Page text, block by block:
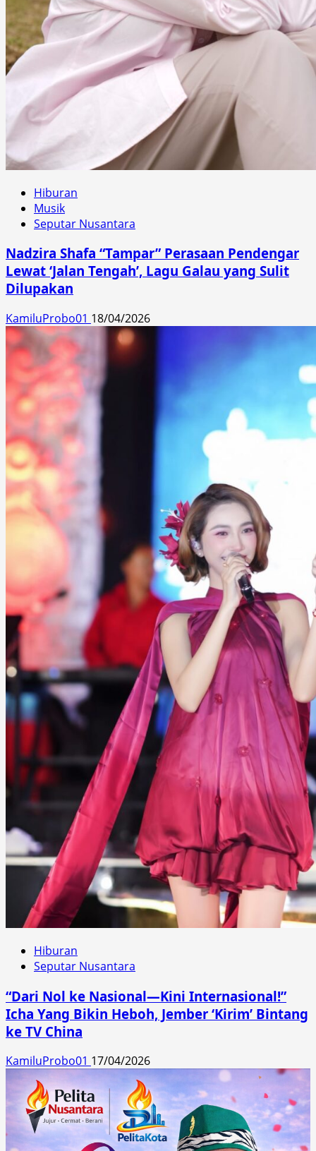
Hiburan
Musik
Seputar Nusantara
Nadzira Shafa “Tampar” Perasaan Pendengar
Lewat ‘Jalan Tengah’, Lagu Galau yang Sulit
Dilupakan
KamiluProbo01 18/04/2026
Hiburan
Seputar Nusantara
“Dari Nol ke Nasional—Kini Internasional!”
Icha Yang Bikin Heboh, Jember ‘Kirim’ Bintang
ke TV China
KamiluProbo01 17/04/2026